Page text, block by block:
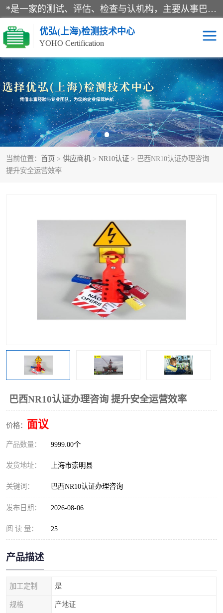
*是一家的测试、评估、检查与认机构，主要从事巴西NR10认证、NR12认证、NR13认证；ANATEL认证、INMTRO认证，欧盟CE认证：MD认证，PED认证，MID认证，ATEX认证，德国蓝色天使认证。
优弘(上海)检测技术中心
YOHO Certification
当前位置： 首页 > 供应商机 > NR10认证 > 巴西NR10认证办理咨询
提升安全运营效率
巴西NR10认证办理咨询 提升安全运营效率
价格： 面议
产品数量： 9999.00个
发货地址： 上海市崇明县
关键词： 巴西NR10认证办理咨询
发布日期： 2026-08-06
阅 读 量： 25
产品描述
加工定制 是
规格 产地证
RECYCLASS认证 NR10认证
NR12认证 NR13认证
ART认证 巴西NR认证
巴西认证 RETIE认证